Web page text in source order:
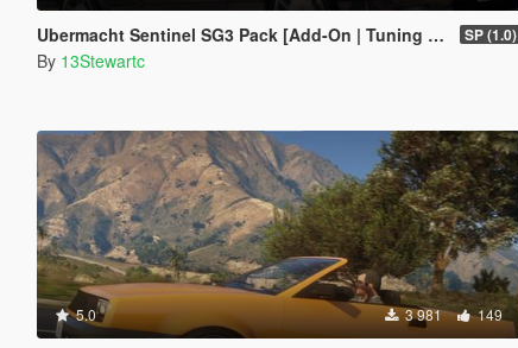
Ubermacht Sentinel SG3 Pack [Add-On | Tuning | Wheels | Sounds | LODs | FiveM] SP (1.0)
By 13Stewartc
5.0 3 981 149